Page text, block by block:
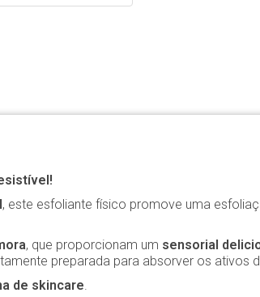
, este esfoliante físico promove uma
, que proporcionam um sensorial
preparada para absorver os ativos
de skincare.